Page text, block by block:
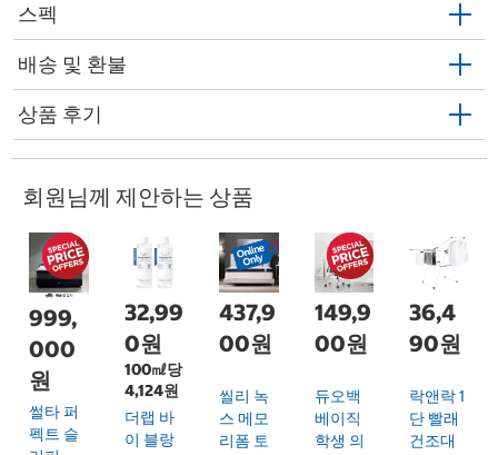
스펙
배송 및 환불
상품 후기
회원님께 제안하는 상품
999,
000
원
썰타 퍼
펙트 슬
32,99
0원
100㎖당
4,124원
더랩 바
이 블랑
437,9
00원
씰리 녹
스 메모
리폼 토
149,9
00원
듀오백
베이직
학생 의
36,4
90원
락앤락 1
단 빨래
건조대